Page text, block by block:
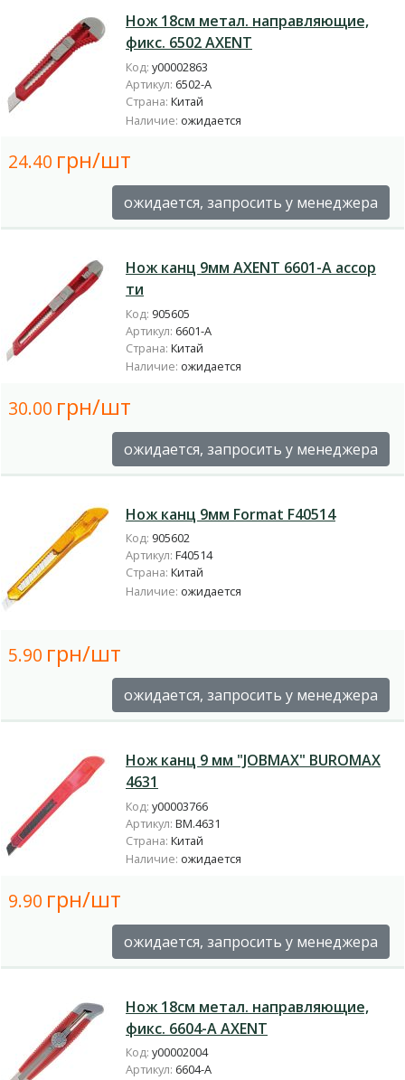
Нож 18см метал. направляющие,
фикс. 6502 AXENT
Код: у00002863
Артикул: 6502-A
Страна: Китай
Наличие: ожидается
24.40 грн/шт
ожидается, запросить у менеджера
Нож канц 9мм AXENT 6601-A ассор
ти
Код: 905605
Артикул: 6601-A
Страна: Китай
Наличие: ожидается
30.00 грн/шт
ожидается, запросить у менеджера
Нож канц 9мм Format F40514
Код: 905602
Артикул: F40514
Страна: Китай
Наличие: ожидается
5.90 грн/шт
ожидается, запросить у менеджера
Нож канц 9 мм "JOBMAX" BUROMAX
4631
Код: у00003766
Артикул: BM.4631
Страна: Китай
Наличие: ожидается
9.90 грн/шт
ожидается, запросить у менеджера
Нож 18см метал. направляющие,
фикс. 6604-А AXENT
Код: у00002004
Артикул: 6604-А